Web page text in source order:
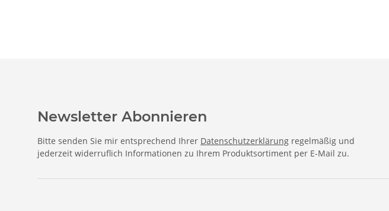
Newsletter Abonnieren
Bitte senden Sie mir entsprechend Ihrer Datenschutzerklärung regelmäßig und
jederzeit widerruflich Informationen zu Ihrem Produktsortiment per E-Mail zu.